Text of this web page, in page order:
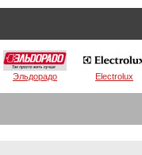
Эльдорадо Electrolux